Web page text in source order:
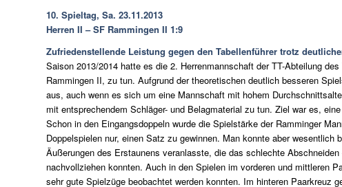
10. Spieltag, Sa. 23.11.2013
Herren II – SF Rammingen II 1:9
Zufriedenstellende Leistung gegen den Tabellenführer trotz
Saison 2013/2014 hatte es die 2. Herrenmannschaft der TT-Abteilung
Rammingen II, zu tun. Aufgrund der theoretischen deutlich besseren
aus, auch wenn es sich um eine Mannschaft mit hohem
mit entsprechendem Schläger- und Belagmaterial zu tun. Ziel war es,
Schon in den Eingangsdoppeln wurde die Spielstärke der Ramminger
Doppelspielen nur, einen Satz zu gewinnen. Man konnte aber
Äußerungen des Erstaunens veranlasste, die das schlechte
nachvollziehen konnten. Auch in den Spielen im vorderen und mittleren
sehr gute Spielzüge beobachtet werden konnten. Im hinteren Paarkreuz